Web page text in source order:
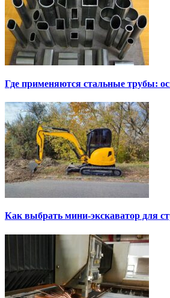
Где применяются стальные трубы:
Как выбрать мини-экскаватор для